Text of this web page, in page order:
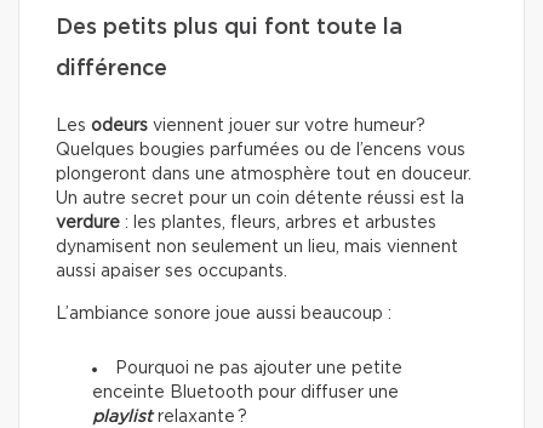
Des petits plus qui font toute la
différence
Les odeurs viennent jouer sur votre humeur?
Quelques bougies parfumées ou de l’encens vous
plongeront dans une atmosphère tout en douceur.
Un autre secret pour un coin détente réussi est la
verdure : les plantes, fleurs, arbres et arbustes
dynamisent non seulement un lieu, mais viennent
aussi apaiser ses occupants.
L’ambiance sonore joue aussi beaucoup :
Pourquoi ne pas ajouter une petite
enceinte Bluetooth pour diffuser une
playlistrelaxante ?